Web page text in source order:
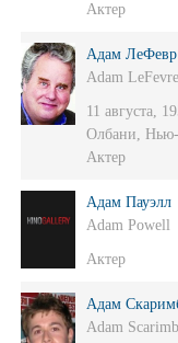
Актер
Адам ЛеФевр
Adam LeFevre
11 августа,
Олбани,
Актер
Адам Пауэлл
Adam Powell
Актер
Адам
Adam